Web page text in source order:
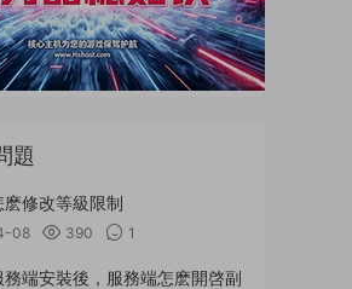
題
修改等級限制
08 390 1
務端安裝後，服務端怎麽開啓副